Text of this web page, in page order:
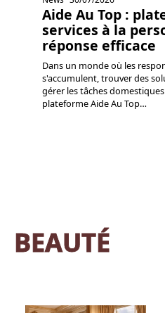
Aide Au Top :
services à la
réponse efficace
Dans un monde où les
s'accumulent, trouver des
gérer les tâches
plateforme Aide Au Top…
BEAUTÉ